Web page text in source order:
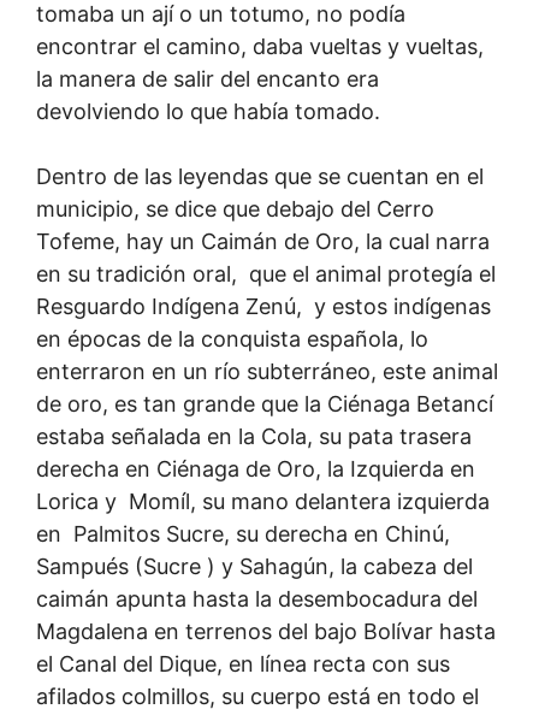
tomaba un ají o un totumo, no podía
encontrar el camino, daba vueltas y vueltas,
la manera de salir del encanto era
devolviendo lo que había tomado.
Dentro de las leyendas que se cuentan en el
municipio, se dice que debajo del Cerro
Tofeme, hay un Caimán de Oro, la cual narra
en su tradición oral, que el animal protegía el
Resguardo Indígena Zenú, y estos indígenas
en épocas de la conquista española, lo
enterraron en un río subterráneo, este animal
de oro, es tan grande que la Ciénaga Betancí
estaba señalada en la Cola, su pata trasera
derecha en Ciénaga de Oro, la Izquierda en
Lorica y Momíl, su mano delantera izquierda
en Palmitos Sucre, su derecha en Chinú,
Sampués (Sucre ) y Sahagún, la cabeza del
caimán apunta hasta la desembocadura del
Magdalena en terrenos del bajo Bolívar hasta
el Canal del Dique, en línea recta con sus
afilados colmillos, su cuerpo está en todo el